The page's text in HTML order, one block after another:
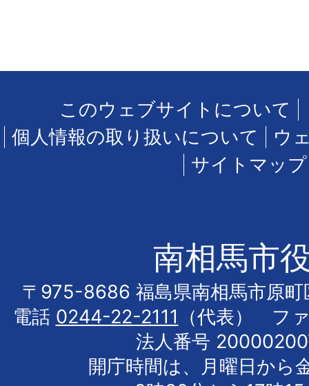
このウェブサイトについて
個人情報の取り扱いについて
ウ
サイトマップ
南相馬市
〒975-8686 福島県南相馬市原町
電話 0244-22-2111
（代表） フ
法人番号
開庁時間は、月曜日から